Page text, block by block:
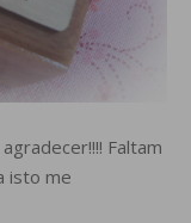
Faltam
isto me